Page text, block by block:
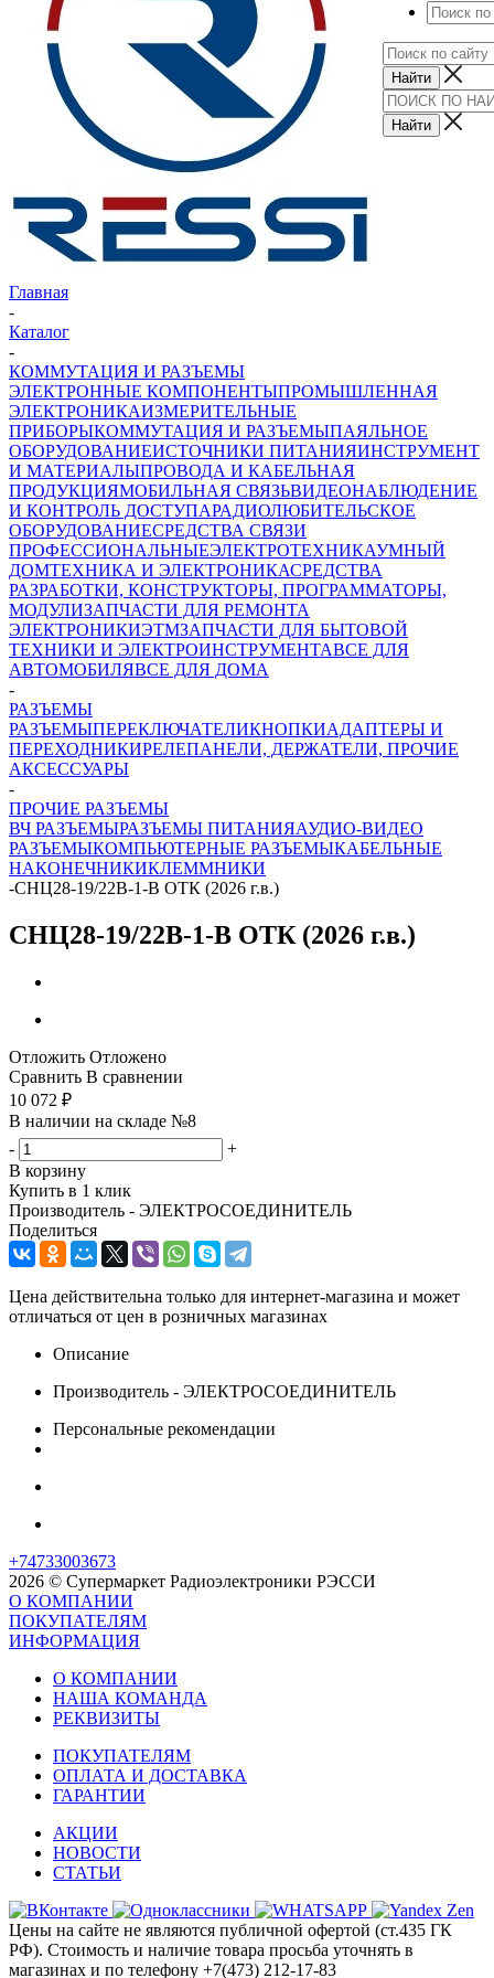
Главная
-
Каталог
-
КОММУТАЦИЯ И РАЗЪЕМЫ
ЭЛЕКТРОННЫЕ КОМПОНЕНТЫПРОМЫШЛЕННАЯ
ЭЛЕКТРОНИКАИЗМЕРИТЕЛЬНЫЕ
ПРИБОРЫКОММУТАЦИЯ И РАЗЪЕМЫПАЯЛЬНОЕ
ОБОРУДОВАНИЕИСТОЧНИКИ ПИТАНИЯИНСТРУМЕНТ
И МАТЕРИАЛЫПРОВОДА И КАБЕЛЬНАЯ
ПРОДУКЦИЯМОБИЛЬНАЯ СВЯЗЬВИДЕОНАБЛЮДЕНИЕ
И КОНТРОЛЬ ДОСТУПАРАДИОЛЮБИТЕЛЬСКОЕ
ОБОРУДОВАНИЕСРЕДСТВА СВЯЗИ
ПРОФЕССИОНАЛЬНЫЕЭЛЕКТРОТЕХНИКАУМНЫЙ
ДОМТЕХНИКА И ЭЛЕКТРОНИКАСРЕДСТВА
РАЗРАБОТКИ, КОНСТРУКТОРЫ, ПРОГРАММАТОРЫ,
МОДУЛИЗАПЧАСТИ ДЛЯ РЕМОНТА
ЭЛЕКТРОНИКИЭТМЗАПЧАСТИ ДЛЯ БЫТОВОЙ
ТЕХНИКИ И ЭЛЕКТРОИНСТРУМЕНТАВСЕ ДЛЯ
АВТОМОБИЛЯВСЕ ДЛЯ ДОМА
-
РАЗЪЕМЫ
РАЗЪЕМЫПЕРЕКЛЮЧАТЕЛИКНОПКИАДАПТЕРЫ И
ПЕРЕХОДНИКИРЕЛЕПАНЕЛИ, ДЕРЖАТЕЛИ, ПРОЧИЕ
АКСЕССУАРЫ
-
ПРОЧИЕ РАЗЪЕМЫ
ВЧ РАЗЪЕМЫРАЗЪЕМЫ ПИТАНИЯАУДИО-ВИДЕО
РАЗЪЕМЫКОМПЬЮТЕРНЫЕ РАЗЪЕМЫКАБЕЛЬНЫЕ
НАКОНЕЧНИКИКЛЕММНИКИ
-СНЦ28-19/22В-1-В ОТК (2026 г.в.)
СНЦ28-19/22В-1-В ОТК (2026 г.в.)
Отложить Отложено
Сравнить В сравнении
10 072 ₽
В наличии на складе №8
-
+
В корзину
Купить в 1 клик
Производитель - ЭЛЕКТРОСОЕДИНИТЕЛЬ
Поделиться
Цена действительна только для интернет-магазина и может
отличаться от цен в розничных магазинах
Описание
Производитель - ЭЛЕКТРОСОЕДИНИТЕЛЬ
Персональные рекомендации
+74733003673
2026 © Супермаркет Радиоэлектроники РЭССИ
О КОМПАНИИ
ПОКУПАТЕЛЯМ
ИНФОРМАЦИЯ
О КОМПАНИИ
НАША КОМАНДА
РЕКВИЗИТЫ
ПОКУПАТЕЛЯМ
ОПЛАТА И ДОСТАВКА
ГАРАНТИИ
АКЦИИ
НОВОСТИ
СТАТЬИ
Цены на сайте не являются публичной офертой (ст.435 ГК
РФ). Стоимость и наличие товара просьба уточнять в
магазинах и по телефону +7(473) 212-17-83